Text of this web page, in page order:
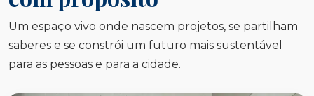
Um espaço vivo onde nascem projetos, se partilham
saberes e se constrói um futuro mais sustentável
para as pessoas e para a cidade.